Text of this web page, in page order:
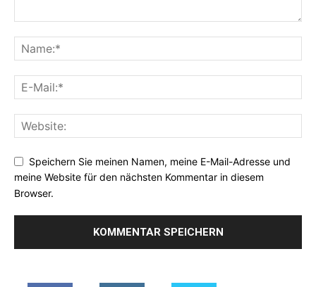
Speichern Sie meinen Namen, meine E-Mail-Adresse und
meine Website für den nächsten Kommentar in diesem
Browser.